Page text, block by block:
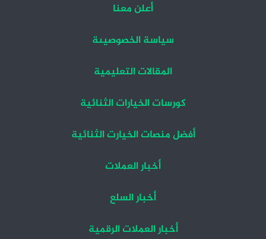
أعلن معنا
سياسة الخصوصيىة
المقالات التعليمية
كورسات الخيارات الثنائية
أفضل منصات الخيارت الثنائية
أخبار العملات
أخبار السلع
أخبار العملات الرقمية